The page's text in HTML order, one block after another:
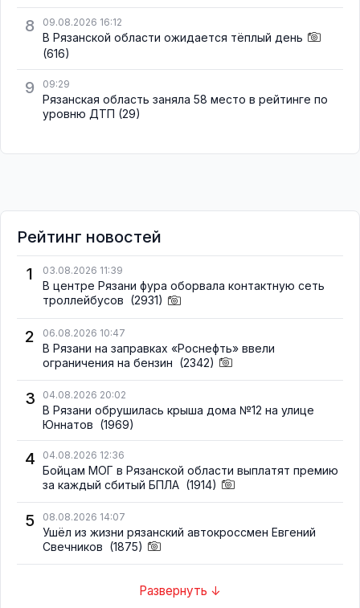
8 09.08.2026 16:12
В Рязанской области ожидается тёплый день
(616)
9 09:29
Рязанская область заняла 58 место в рейтинге по
уровню ДТП (29)
Рейтинг новостей
1
03.08.2026 11:39
В центре Рязани фура оборвала контактную сеть
троллейбусов (2931)
2 06.08.2026 10:47
В Рязани на заправках «Роснефть» ввели
ограничения на бензин (2342)
3 04.08.2026 20:02
В Рязани обрушилась крыша дома №12 на улице
Юннатов (1969)
4 04.08.2026 12:36
Бойцам МОГ в Рязанской области выплатят премию
за каждый сбитый БПЛА (1914)
5 08.08.2026 14:07
Ушёл из жизни рязанский автокроссмен Евгений
Свечников (1875)
Развернуть ↓